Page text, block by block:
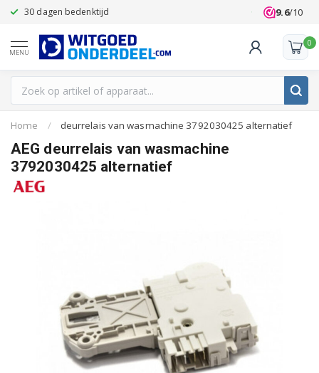
30 dagen bedenktijd Klanten
9.6/10
MENU
0
Home / deurrelais van wasmachine 3792030425 alternatief
AEG deurrelais van wasmachine
3792030425 alternatief